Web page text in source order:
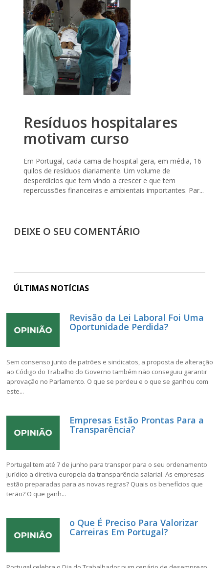
Resíduos hospitalares
motivam curso
Em Portugal, cada cama de hospital gera, em média, 16
quilos de resíduos diariamente. Um volume de
desperdícios que tem vindo a crescer e que tem
repercussões financeiras e ambientais importantes. Par...
DEIXE O SEU COMENTÁRIO
ÚLTIMAS NOTÍCIAS
Revisão da Lei Laboral Foi Uma
Oportunidade Perdida?
Sem consenso junto de patrões e sindicatos, a proposta de alteração
ao Código do Trabalho do Governo também não conseguiu garantir
aprovação no Parlamento. O que se perdeu e o que se ganhou com
este...
Empresas Estão Prontas Para a
Transparência?
Portugal tem até 7 de junho para transpor para o seu ordenamento
jurídico a diretiva europeia da transparência salarial. As empresas
estão preparadas para as novas regras? Quais os benefícios que
terão? O que ganh...
o Que É Preciso Para Valorizar
Carreiras Em Portugal?